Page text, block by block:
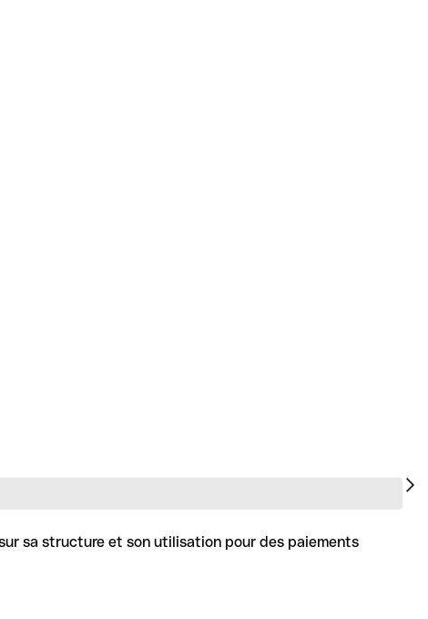
sa structure et son utilisation pour des paiements